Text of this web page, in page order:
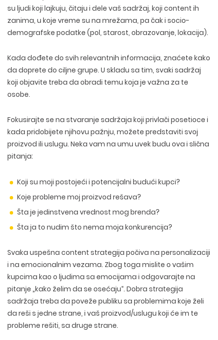
su ljudi koji lajkuju, čitaju i dele vaš sadržaj, koji content ih
zanima, u koje vreme su na mrežama, pa čak i socio-
demografske podatke (pol, starost, obrazovanje, lokacija).
Kada dođete do svih relevantnih informacija, znaćete kako
da doprete do ciljne grupe. U skladu sa tim, svaki sadržaj
koji objavite treba da obradi temu koja je važna za te
osobe.
Fokusirajte se na stvaranje sadržaja koji privlači posetioce i
kada pridobijete njihovu pažnju, možete predstaviti svoj
proizvod ili uslugu. Neka vam na umu uvek budu ova i slična
pitanja:
Koji su moji postojeći i potencijalni budući kupci?
Koje probleme moj proizvod rešava?
Šta je jedinstvena vrednost mog brenda?
Šta ja to nudim što nema moja konkurencija?
Svaka uspešna content strategija počiva na personalizaciji
i na emocionalnim vezama. Zbog toga mislite o vašim
kupcima kao o ljudima sa emocijama i odgovarajte na
pitanje „kako želim da se osećaju“. Dobra strategija
sadržaja treba da poveže publiku sa problemima koje želi
da reši s jedne strane, i vaš proizvod/uslugu koji će im te
probleme rešiti, sa druge strane.